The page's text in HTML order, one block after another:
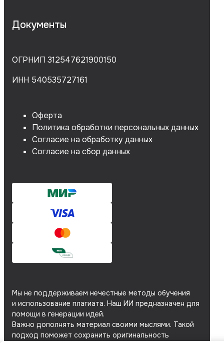
Документы
ОГРНИП 312547621900150
ИНН 540535727161
Оферта
Политика обработки персональных данных
Согласие на обработку данных
Согласие на сбор данных
Мы не поддерживаем нечестные методы обучения
и использование плагиата. Наш ИИ предназначен для
помощи в генерации идей.
Важно дополнять материал своими мыслями. Такой
подход поможет сохранить оригинальность